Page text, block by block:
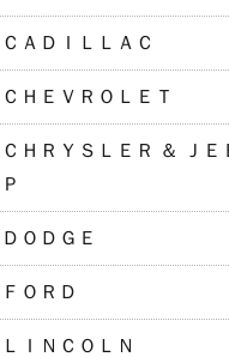
ＣＡＤＩＬＬＡＣ
ＣＨＥＶＲＯＬＥＴ
ＣＨＲＹＳＬＥＲ ＆ ＪＥ
Ｐ
ＤＯＤＧＥ
ＦＯＲＤ
ＬＩＮＣＯＬＮ